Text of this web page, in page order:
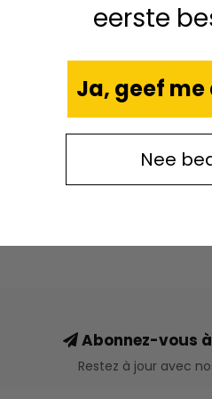
Abonnez-vous
Restez à jour avec
eerste
Ja, geef
Nee